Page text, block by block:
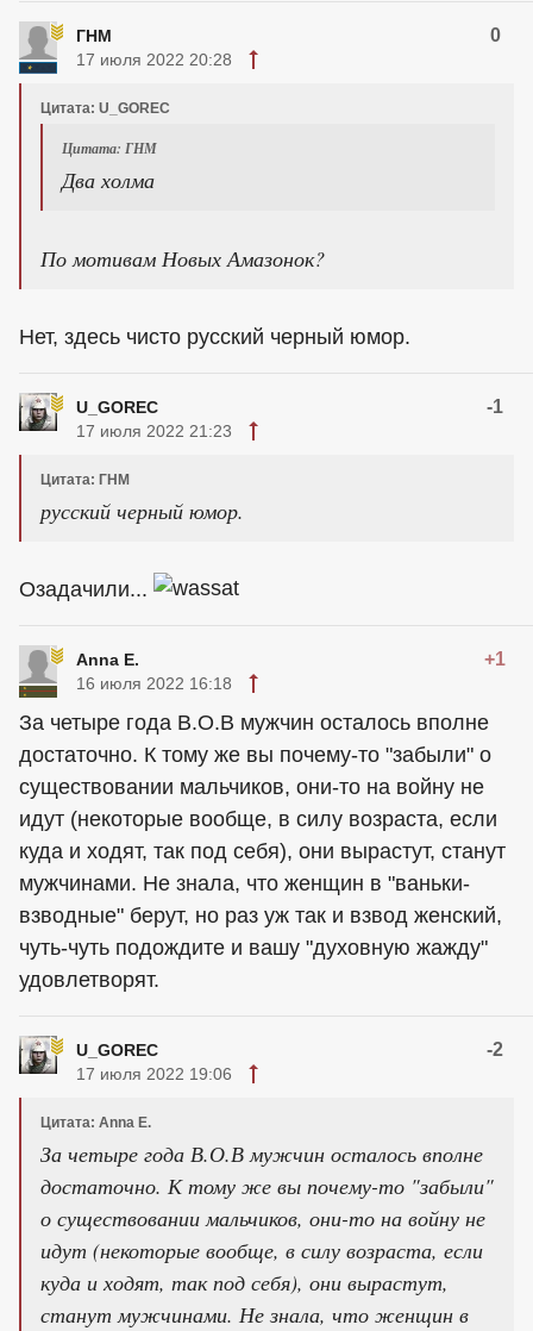
ГНМ 0
17 июля 2022 20:28
Цитата: U_GOREC
Цитата: ГНМ
Два холма
По мотивам Новых Амазонок?
Нет, здесь чисто русский черный юмор.
U_GOREC -1
17 июля 2022 21:23
Цитата: ГНМ
русский черный юмор.
Озадачили...
Anna E. +1
16 июля 2022 16:18
За четыре года В.О.В мужчин осталось вполне
достаточно. К тому же вы почему-то "забыли" о
существовании мальчиков, они-то на войну не
идут (некоторые вообще, в силу возраста, если
куда и ходят, так под себя), они вырастут, станут
мужчинами. Не знала, что женщин в "ваньки-
взводные" берут, но раз уж так и взвод женский,
чуть-чуть подождите и вашу "духовную жажду"
удовлетворят.
U_GOREC -2
17 июля 2022 19:06
Цитата: Anna E.
За четыре года В.О.В мужчин осталось вполне
достаточно. К тому же вы почему-то "забыли"
о существовании мальчиков, они-то на войну не
идут (некоторые вообще, в силу возраста, если
куда и ходят, так под себя), они вырастут,
станут мужчинами. Не знала, что женщин в